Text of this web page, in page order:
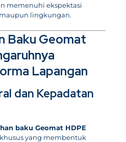
memenuhi ekspektasi
lingkungan.
Baku Geomat
Lapangan
dan Kepadatan
baku Geomat HDPE
yang membentuk